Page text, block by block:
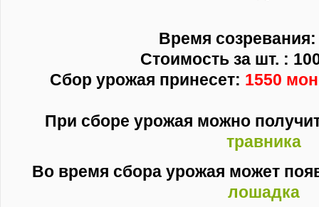
Время
Стоимость за шт. :
Сбор урожая принесет: 1550
При сборе урожая можно
травника
Во время сбора урожая может
лошадка